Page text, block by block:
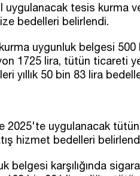
uygulanacak tesis kurma
bedelleri belirlendi.
uygunluk belgesi
1725 lira, tütün ticareti
yıllık 50 bin 83 lira
2025'te uygulanacak
hizmet bedelleri
belgesi karşılığında